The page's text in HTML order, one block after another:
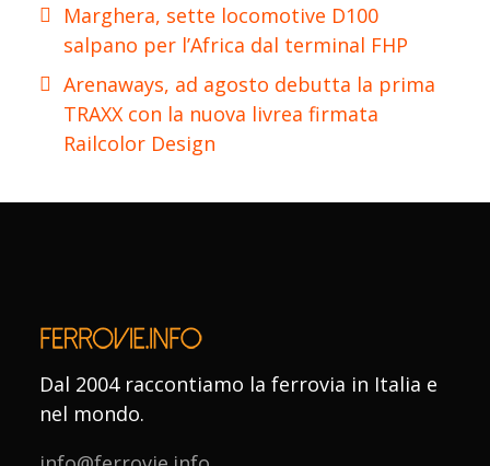
Marghera, sette locomotive D100
salpano per l’Africa dal terminal FHP
Arenaways, ad agosto debutta la prima
TRAXX con la nuova livrea firmata
Railcolor Design
Dal 2004 raccontiamo la ferrovia in Italia e
nel mondo.